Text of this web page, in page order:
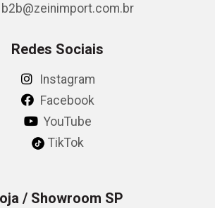
b2b@zeinimport.com.br
Redes Sociais
Instagram
Facebook
YouTube
TikTok
/ Showroom SP